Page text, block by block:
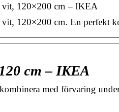
vit, 120×200 cm – IKEA
120×200 cm. En perfekt
cm – IKEA
med förvaring